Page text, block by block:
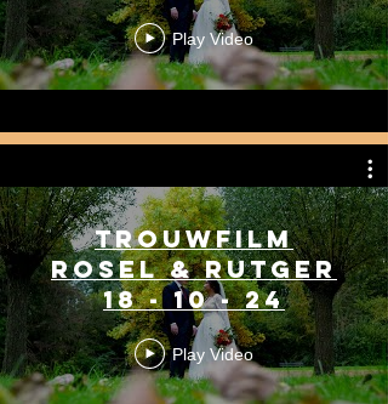
Play Video
Trouwfilm
Rosel & Rutger
18 - 10 - 24
Play Video